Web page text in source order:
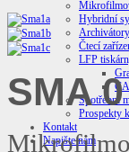
Hybridní
Archivátory
Čtecí
LFP
Spotřební
Prospekty
Kontakt
Napište nám
SMA 0